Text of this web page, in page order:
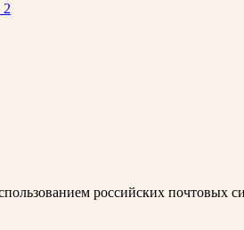
2
российских почтовых